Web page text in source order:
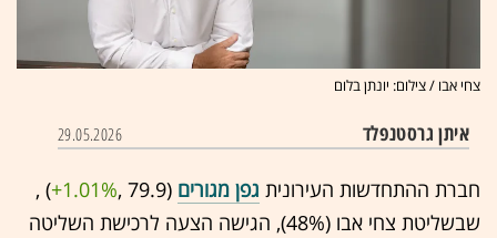
צחי אבו / צילום: יונתן בלום
איתן גרסטנפלד 29.05.2026
חברת ההתחדשות העירונית גפן מגורים (79.9 ,‎
+1.01%
‏) ,
שבשליטת צחי אבו (48%), הגישה הצעה לרכישת השליטה